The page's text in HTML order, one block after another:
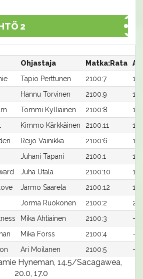
2
Ohjastaja Matka:Rata
Tapio Perttunen 2100:7
Hannu Torvinen 2100:9
Tommi Kylliäinen 2100:8
Kimmo Kärkkäinen 2100:11
Reijo Vainikka 2100:6
Juhani Tapani 2100:1
Juha Utala 2100:10
Jarmo Saarela 2100:12
Jorma Ruokonen 2100:2
Mika Ahtiainen 2100:3
-a
Mika Forss 2100:4
-a
Ari Moilanen 2100:5 -a
Hyneman, 14.5/Sacagawea,
20.0, 17.0